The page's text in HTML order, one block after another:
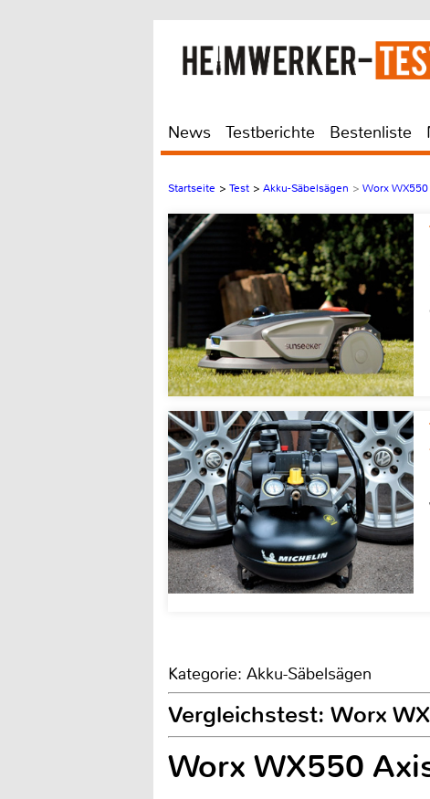
News Testberichte Bestenliste
Startseite > Test > Akku-Säbelsägen > Worx
Kategorie: Akku-Säbelsägen
Vergleichstest: Worx
Worx WX550